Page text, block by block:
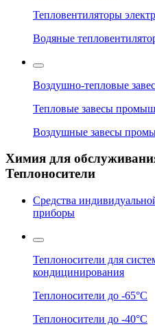
Тепловентиляторы
Водяные
Воздушно-тепловые
Тепловые завесы
Воздушные завесы
Химия для
Теплоносители
Средства
приборы
Теплоносители для
кондицинирования
Теплоносители до -65°C
Теплоносители до -40°C